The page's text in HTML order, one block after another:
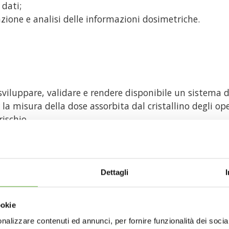
Dettagli
contenuti ed annunci, per fornire funzionalità dei
dati;
e analisi delle informazioni dosimetriche.
sviluppare, validare e rendere disponibile un
misura della dose assorbita dal cristallino degli